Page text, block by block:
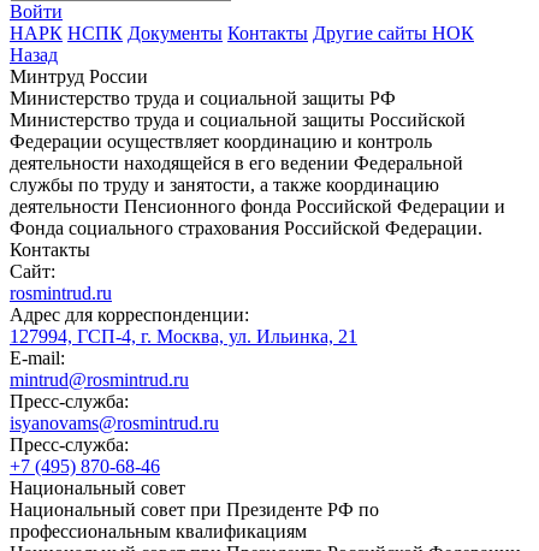
Войти
НАРК НСПК Документы Контакты Другие сайты НОК
Назад
Минтруд России
Министерство труда и социальной защиты РФ
Министерство труда и социальной защиты Российской
Федерации осуществляет координацию и контроль
деятельности находящейся в его ведении Федеральной
службы по труду и занятости, а также координацию
деятельности Пенсионного фонда Российской Федерации и
Фонда социального страхования Российской Федерации.
Контакты
Сайт:
rosmintrud.ru
Адрес для корреспонденции:
127994, ГСП-4, г. Москва, ул. Ильинка, 21
E-mail:
mintrud@rosmintrud.ru
Пресс-служба:
isyanovams@rosmintrud.ru
Пресс-служба:
+7 (495) 870-68-46
Национальный совет
Национальный совет при Президенте РФ по
профессиональным квалификациям